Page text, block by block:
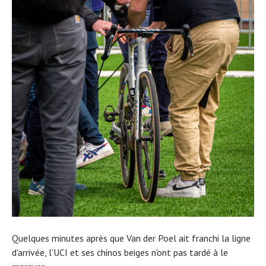
Quelques minutes après que Van der Poel ait franchi la ligne
d'arrivée, l'UCI et ses chinos beiges n'ont pas tardé à le
Technologies
Tests de produits
Conseils